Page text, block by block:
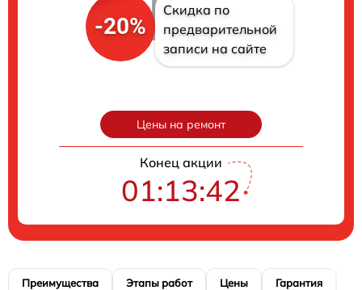
-20%
Скидка по
предварительной
записи на сайте
Цены на ремонт
Конец акции
01:13:41
Преимущества Этапы работ Цены Гарантия